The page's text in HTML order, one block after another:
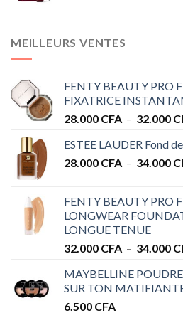
MEILLEURS VENTES
FENTY BEAUTY PRO
FIXATRICE
28.000 CFA – 32.000
ESTEE LAUDER Fond
28.000 CFA – 34.000
FENTY BEAUTY PRO
LONGWEAR
LONGUE TENUE
32.000 CFA – 34.000
MAYBELLINE
SUR TON
6.500 CFA